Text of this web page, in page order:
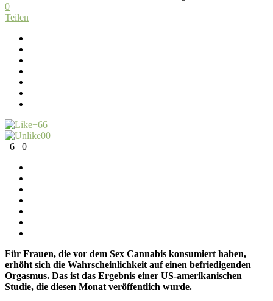
0
Teilen
+66
00
6
0
Für Frauen, die vor dem Sex Cannabis konsumiert haben,
erhöht sich die Wahrscheinlichkeit auf einen befriedigenden
Orgasmus. Das ist das Ergebnis einer US-amerikanischen
Studie, die diesen Monat veröffentlich wurde.